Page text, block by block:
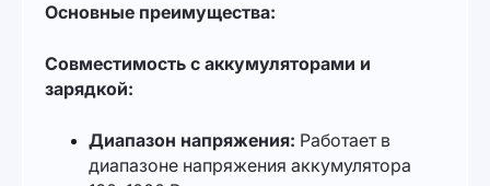
Основные преимущества:
Совместимость с аккумуляторами и
зарядкой:
Диапазон напряжения: Работает в
диапазоне напряжения аккумулятора